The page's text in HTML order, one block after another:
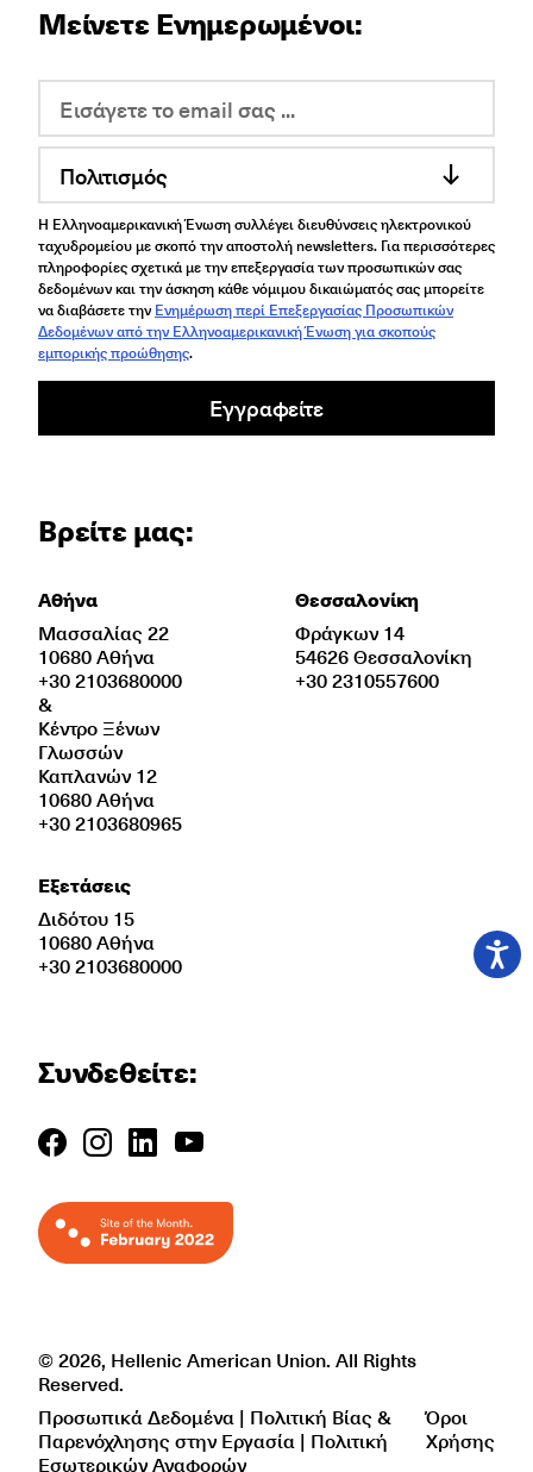
Μείνετε Ενημερωμένοι:
Πολιτισμός
Η Ελληνοαμερικανική Ένωση συλλέγει διευθύνσεις ηλεκτρονικού
ταχυδρομείου με σκοπό την αποστολή newsletters. Για περισσότερες
πληροφορίες σχετικά με την επεξεργασία των προσωπικών σας
δεδομένων και την άσκηση κάθε νόμιμου δικαιώματός σας μπορείτε
να διαβάσετε την Ενημέρωση περί Επεξεργασίας Προσωπικών
Δεδομένων από την Ελληνοαμερικανική Ένωση για σκοπούς
εμπορικής προώθησης.
Εγγραφείτε
Βρείτε μας:
Αθήνα
Μασσαλίας 22
10680 Αθήνα
+30 2103680000
&
Κέντρο Ξένων
Γλωσσών
Καπλανών 12
10680 Αθήνα
+30 2103680965
Εξετάσεις
Διδότου 15
10680 Αθήνα
+30 2103680000
Θεσσαλονίκη
Φράγκων 14
54626 Θεσσαλονίκη
+30 2310557600
Συνδεθείτε:
© 2026, Hellenic American Union. All Rights
Reserved.
Προσωπικά Δεδομένα | Πολιτική Βίας &
Παρενόχλησης στην Εργασία | Πολιτική
Εσωτερικών Αναφορών
Όροι
Χρήσης